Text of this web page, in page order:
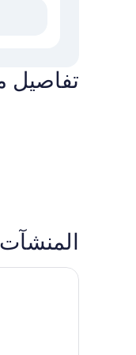
تفاصيل
المنشآت
هيلتون جاردن إن